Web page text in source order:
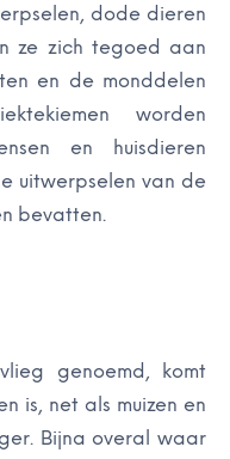
dode dieren
ze zich tegoed aan
en de monddelen
worden
en huisdieren
uitwerpselen van de
bevatten.
genoemd, komt
is, net als muizen en
Bijna overal waar